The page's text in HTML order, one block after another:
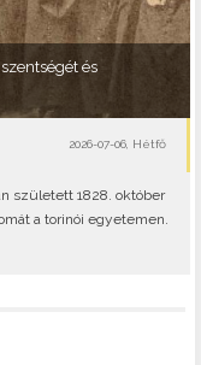
és
2026-07-06, Hétfő
született 1828. október
a torinói egyetemen.